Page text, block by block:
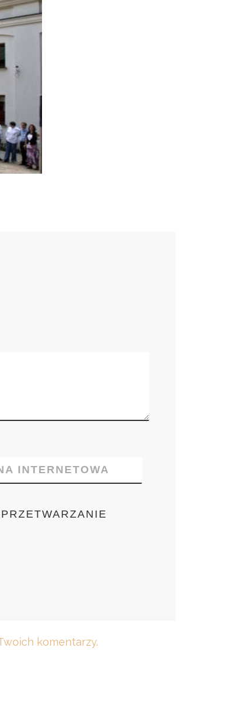
INTERNETOWA
komentarzy.